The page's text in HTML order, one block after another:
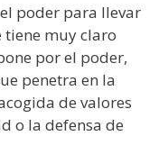
poder para llevar
muy claro
por el poder,
penetra en la
de valores
o la defensa de